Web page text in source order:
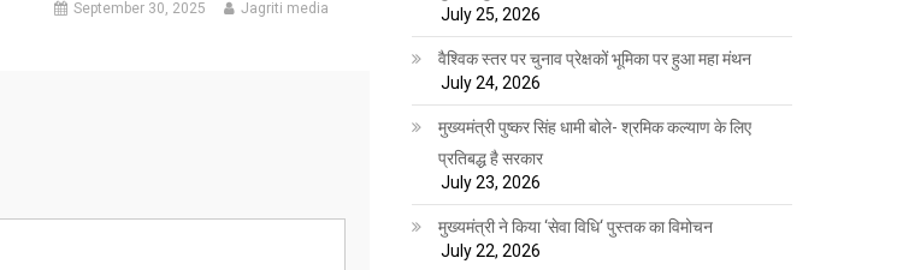
September 30, 2025 Jagriti media
July 25, 2026
वैश्विक स्तर पर चुनाव प्रेक्षकों भूमिका पर हुआ महा मंथन
July 24, 2026
मुख्यमंत्री पुष्कर सिंह धामी बोले- श्रमिक कल्याण के लिए
प्रतिबद्ध है सरकार
July 23, 2026
मुख्यमंत्री ने किया ‘सेवा विधि‘ पुस्तक का विमोचन
July 22, 2026